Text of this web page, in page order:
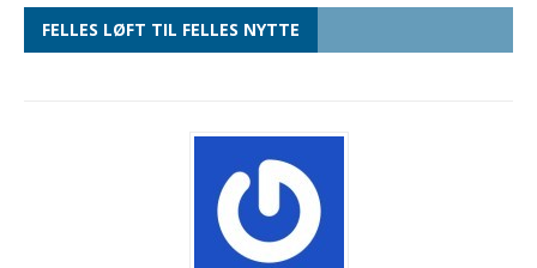
FELLES LØFT TIL FELLES NYTTE